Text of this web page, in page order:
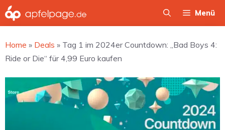
Zum
Inhalt
Menü
Home » Deals » Tag 1 im 2024er Countdown: „Bad Boys 4:
Ride or Die“ für 4,99 Euro kaufen